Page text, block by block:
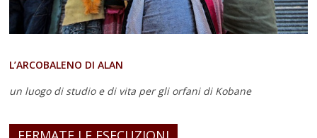
L’ARCOBALENO DI ALAN
un luogo di studio e di vita per gli orfani di Kobane